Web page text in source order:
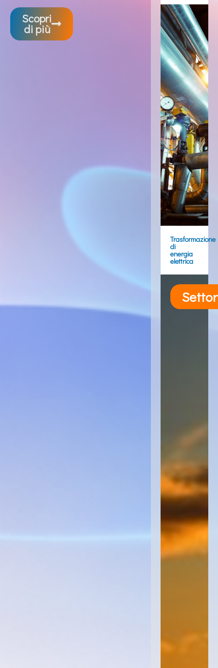
Scopri
di più
Trasformazione
di
energia
elettrica